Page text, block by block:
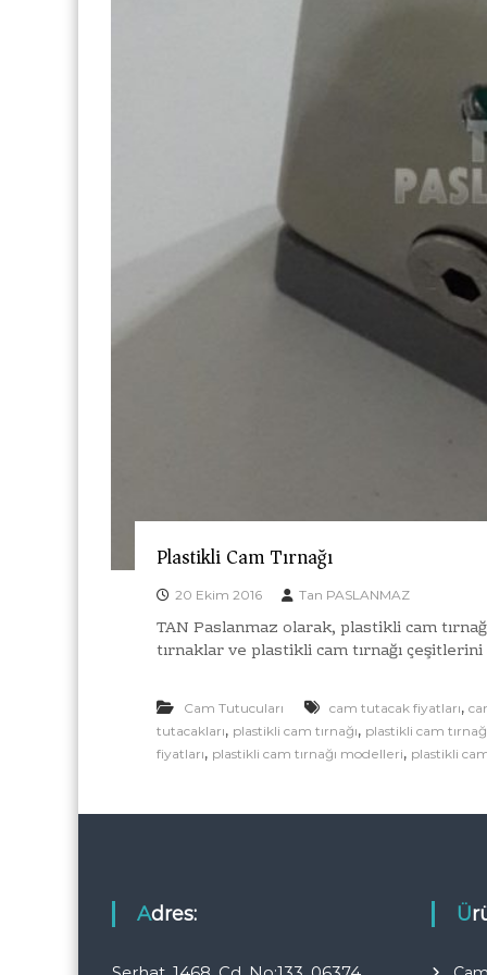
Plastikli Cam Tırnağı
20 Ekim 2016 Tan PASLANMAZ
TAN Paslanmaz olarak, plastikli cam
tırnaklar ve plastikli cam tırnağı
Cam Tutucuları cam tutacak fiyatları,
tutacakları, plastikli cam tırnağı, plastikli cam
fiyatları, plastikli cam tırnağı modelleri, plastikli
Adres: